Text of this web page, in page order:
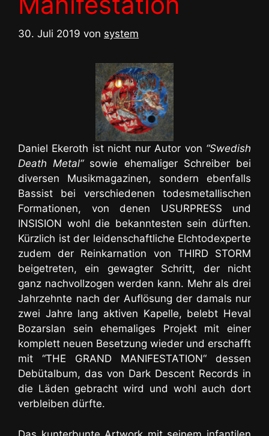
30. Juli 2019 von system
Daniel Ekeroth ist nicht nur Autor von “Swedish
Death Metal“sowie ehemaliger Schreiber bei
diversen Musikmagazinen, sondern ebenfalls
Bassist bei verschiedenen todesmetallischen
Formationen, von denen USURPRESS und
INSISION wohl die bekanntesten sein dürften.
Kürzlich ist der leidenschaftliche Elchtodexperte
zudem der Reinkarnation von THIRD STORM
beigetreten, ein gewagter Schritt, der nicht
ganz nachvollzogen werden kann. Mehr als drei
Jahrzehnte nach der Auflösung der damals nur
zwei Jahre lang aktiven Kapelle, belebt Heval
Bozarslan sein ehemaliges Projekt mit einer
komplett neuen Besetzung wieder und erschafft
mit “THE GRAND MANIFESTATION“ dessen
Debütalbum, das von Dark Descent Records in
die Läden gebracht wird und wohl auch dort
verbleiben dürfte.